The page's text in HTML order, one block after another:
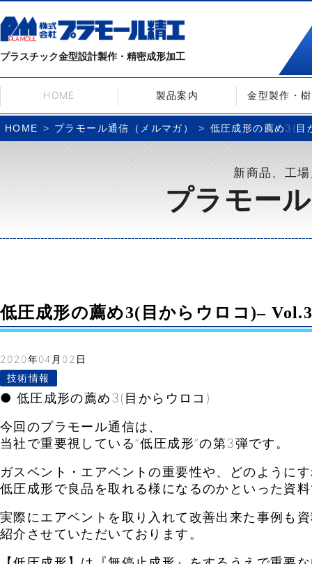
プラスチック金型設計製作・精密成形加工
HOME 製品案内 金型製作・
HOME プラモール通信（メルマガ） 低圧成形の薦め3(
新商品、工
プラモー
低圧成形の薦め3(目からウロコ)–
2020年04月02日
技術情報
● 低圧成形の薦め3(目からウロコ)
今回のプラモール通信は、
当社で重要視している”低圧成形”の第3弾です。
ガスベント・エアベントの重要性や、どのように
低圧成形で良品を取れる様になるのかといった資
実際にエアベントを取り入れて改善出来た事例も
紹介させていただいております。